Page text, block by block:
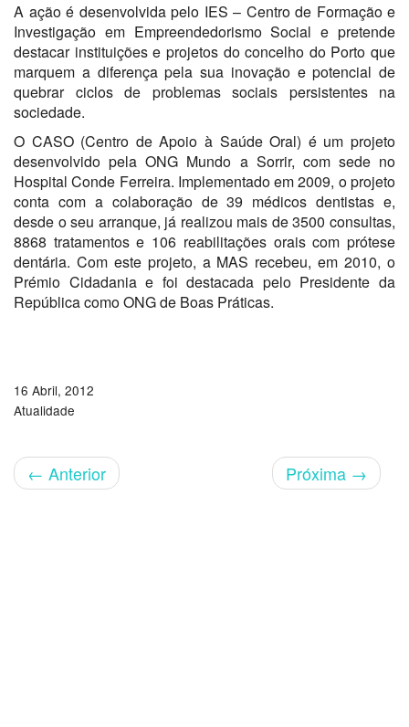
A ação é desenvolvida pelo IES – Centro de Formação e
Investigação em Empreendedorismo Social e pretende
destacar instituições e projetos do concelho do Porto que
marquem a diferença pela sua inovação e potencial de
quebrar ciclos de problemas sociais persistentes na
sociedade.
O CASO (Centro de Apoio à Saúde Oral) é um projeto
desenvolvido pela ONG Mundo a Sorrir, com sede no
Hospital Conde Ferreira. Implementado em 2009, o projeto
conta com a colaboração de 39 médicos dentistas e,
desde o seu arranque, já realizou mais de 3500 consultas,
8868 tratamentos e 106 reabilitações orais com prótese
dentária. Com este projeto, a MAS recebeu, em 2010, o
Prémio Cidadania e foi destacada pelo Presidente da
República como ONG de Boas Práticas.
16 Abril, 2012
Atualidade
← Anterior Próxima →